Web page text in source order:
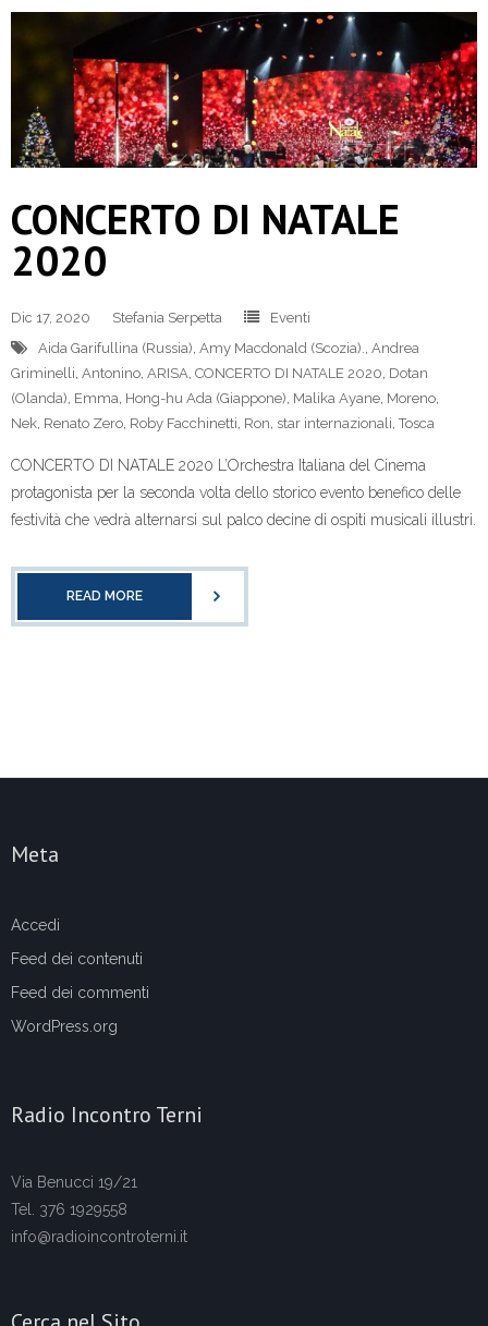
CONCERTO DI NATALE
2020
Dic 17, 2020 Stefania Serpetta
Eventi
Aida Garifullina (Russia) Amy Macdonald (Scozia).
Andrea
Griminelli Antonino ARISA CONCERTO DI NATALE 2020 Dotan
(Olanda) Emma Hong-hu Ada (Giappone) Malika Ayane Moreno
Nek Renato Zero Roby Facchinetti Ron star internazionali ,Tosca
CONCERTO DI NATALE 2020 L’Orchestra Italiana del Cinema
protagonista per la seconda volta dello storico evento benefico delle
festività che vedrà alternarsi sul palco decine di ospiti musicali illustri.
READ MORE
Meta
Accedi
Feed dei contenuti
Feed dei commenti
WordPress.org
Radio Incontro Terni
Via Benucci 19/21
Tel. 376 1929558
info@radioincontroterni.it